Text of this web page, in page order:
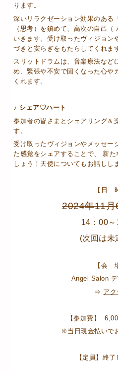
ります。
深いリラクゼーション効果のある
（思考）を鎮めて、高次の自己
いきます。受け取ったヴィジョン
づきと安らぎをもたらしてくれま
スリットドラムは、音楽療法など
め、緊張や不安で固くなった心や
くれます。
♪ シェア♡ハート
参加者の皆さまとシェアリング＆
す。
受け取ったヴィジョンやメッセー
た感覚をシェアすることで、 新
しょう！天使についてもお話しし
【日
2024年11月
14：00
(次回は未
【会
Angel Salon デ
⇒ アク
【参加費】
※当日現金払いで
【定員】終